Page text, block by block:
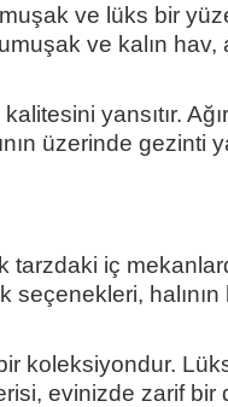
ve lüks bir
ve kalın
yansıtır.
üzerinde gezinti
tarzdaki iç
seçenekleri,
bir koleksiyondur.
evinizde zarif bir